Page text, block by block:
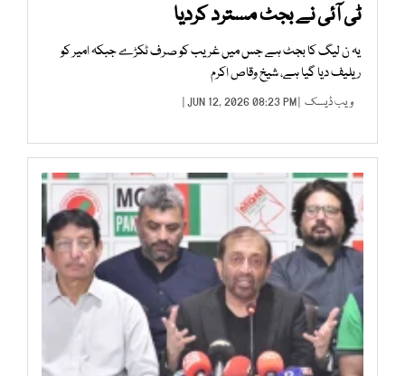
ٹی آئی نے بجٹ مسترد کردیا
یہ ن لیگ کا بجٹ ہے جس میں غریب کو صرف ٹکڑے جبکہ امیر کو
ریلیف دیا گیا ہے، شیخ وقاص اکرم
ویب ڈیسک | JUN 12, 2026 08:23 PM |